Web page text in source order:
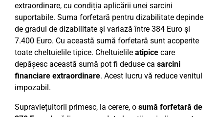
extraordinare, cu condiția aplicării unei sarcini
suportabile. Suma forfetară pentru dizabilitate depinde
de gradul de dizabilitate și variază între 384 Euro și
7.400 Euro. Cu această sumă forfetară sunt acoperite
toate cheltuielile tipice. Cheltuielile atipice care
depășesc această sumă pot fi deduse ca sarcini
financiare extraordinare. Acest lucru vă reduce venitul
impozabil.
Supraviețuitorii primesc, la cerere, o sumă forfetară de